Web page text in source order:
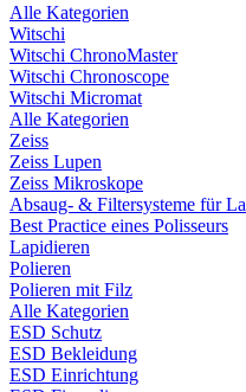
Alle Kategorien
Witschi
Witschi ChronoMaster
Witschi Chronoscope
Witschi Micromat
Alle Kategorien
Zeiss
Zeiss Lupen
Zeiss Mikroskope
Absaug- & Filtersysteme für
Best Practice eines Polisseurs
Lapidieren
Polieren
Polieren mit Filz
Alle Kategorien
ESD Schutz
ESD Bekleidung
ESD Einrichtung